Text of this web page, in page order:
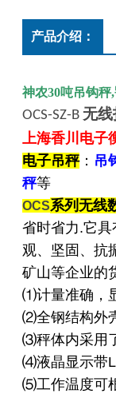
产品介绍：
神农30吨吊钩秤,
OCS-SZ-B 无
上海香川电子
电子吊秤： 吊
秤等
OCS系列无线
省时省力.它具
观、坚固、抗
矿山等企业的
⑴计量准确，
⑵全钢结构外
⑶秤体内采用
⑷液晶显示带
⑸工作温度可